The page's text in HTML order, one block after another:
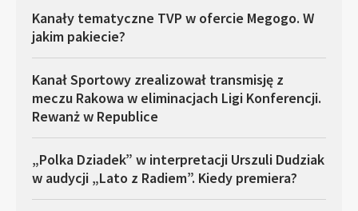
Kanały tematyczne TVP w ofercie Megogo. W
jakim pakiecie?
Kanał Sportowy zrealizował transmisję z
meczu Rakowa w eliminacjach Ligi Konferencji.
Rewanż w Republice
„Polka Dziadek” w interpretacji Urszuli Dudziak
w audycji „Lato z Radiem”. Kiedy premiera?